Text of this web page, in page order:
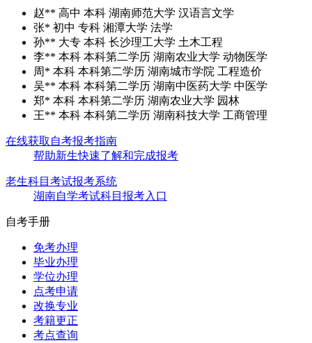
赵** 高中 本科 湖南师范大学 汉语言文学
张* 初中 专科 湘潭大学 法学
孙** 大专 本科 长沙理工大学 土木工程
李** 本科 本科第二学历 湖南农业大学 动物医学
周* 本科 本科第二学历 湖南城市学院 工程造价
吴** 本科 本科第二学历 湖南中医药大学 中医学
郑* 本科 本科第二学历 湖南农业大学 园林
王** 本科 本科第二学历 湖南科技大学 工商管理
在线获取自考报考指南
帮助新生快速了解和完成报考
老生科目考试报考系统
湖南自学考试科目报考入口
自考手册
免考办理
毕业办理
学位办理
点考申请
改换专业
考籍更正
考点查询